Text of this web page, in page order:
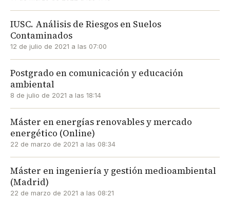
IUSC. Análisis de Riesgos en Suelos
Contaminados
12 de julio de 2021 a las 07:00
Postgrado en comunicación y educación
ambiental
8 de julio de 2021 a las 18:14
Máster en energías renovables y mercado
energético (Online)
22 de marzo de 2021 a las 08:34
Máster en ingeniería y gestión medioambiental
(Madrid)
22 de marzo de 2021 a las 08:21